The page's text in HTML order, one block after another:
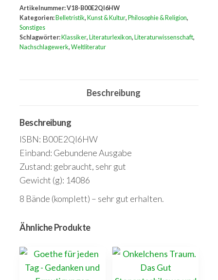
acht
Bänden
Band
Band
2:
Werke
Ben-
Dz
;
3:
Werke
Ea-
Her
Artikelnummer:V18-B00E2QI6HW
Kategorien: Belletristik, Kunst & Kultur, Philosophie & Religion,
Sonstiges
Schlagwörter: Klassiker, Literaturlexikon, Literaturwissenschaft,
Nachschlagewerk, Weltliteratur
Beschreibung
Beschreibung
ISBN: B00E2QI6HW
Einband: Gebundene Ausgabe
Zustand: gebraucht, sehr gut
Gewicht (g): 14086
8 Bände (komplett) – sehr gut erhalten.
Ähnliche Produkte